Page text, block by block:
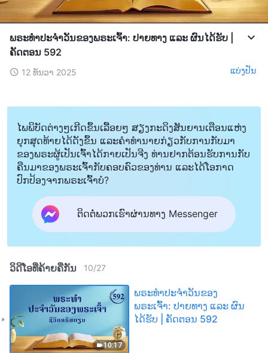
ພຣະທຳປະຈຳວັນຂອງພຣະເຈົ້າ: ປາຍທາງ ແລະ ຜົນໄດ້ຮັບ |
ຄັດຕອນ 592
12 ທັນວາ 2025 ແບ່ງປັນ
ໄພພິບັດຕ່າງໆເກີດຂຶ້ນເລື້ອຍໆ ສຽງກະດິງສັນຍານເຕືອນແຫ່ງ
ຍຸກສຸດທ້າຍໄດ້ດັງຂຶ້ນ ແລະຄໍາທໍານາຍກ່ຽວກັບການກັບມາ
ຂອງພຣະຜູ້ເປັນເຈົ້າໄດ້ກາຍເປັນຈີງ ທ່ານຢາກຕ້ອນຮັບການກັບ
ຄືນມາຂອງພຣະເຈົ້າກັບຄອບຄົວຂອງທ່ານ ແລະໄດ້ໂອກາດ
ປົກປ້ອງຈາກພຣະເຈົ້າບໍ?
ຕິດຕໍ່ພວກເຮົາຜ່ານທາງ Messenger
ວິດີໂອທີ່ຄ້າຍຄືກັນ 10/27
10:17
ພຣະທຳປະຈຳວັນຂອງ
ພຣະເຈົ້າ: ປາຍທາງ ແລະ ຜົນ
ໄດ້ຮັບ | ຄັດຕອນ 592